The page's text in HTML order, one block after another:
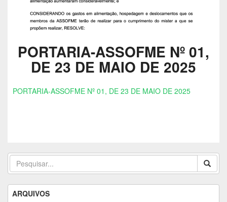
PORTARIA-ASSOFME Nº 01,
DE 23 DE MAIO DE 2025
PORTARIA-ASSOFME Nº 01, DE 23 DE MAIO DE 2025
ARQUIVOS